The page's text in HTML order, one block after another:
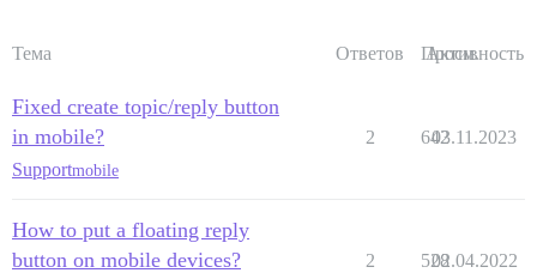
Тема Ответов Просм.
Активность
Fixed create topic/reply button
in mobile?
Supportmobile
2 642
03.11.2023
How to put a floating reply
button on mobile devices?
2 528
02.04.2022